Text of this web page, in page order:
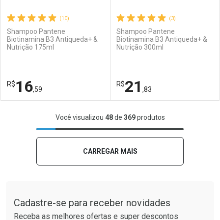
Ativar Desconto
Comprar sem Desconto
Por R$ 25,99/cada
Por R$ 25,99/cada
Ativar Desconto
Comprar sem Desconto
Por R$ 47,99/cada
Por R$ 47,99/cada
(10)
Shampoo Pantene
Biotinamina B3 Antiqueda+ &
Nutrição 175ml
R$16,59
FECHAR
Laboratório
FECHAR
Por Menos
(3)
Shampoo Pantene
Biotinamina B3 Antiqueda+ &
Nutrição 300ml
R$21 ,83
Laboratório
Por Menos
Você visualizou 48de 369produtos
CARREGAR MAIS
Cadastre-se para receber novidades
Receba as melhores ofertas e super descontos